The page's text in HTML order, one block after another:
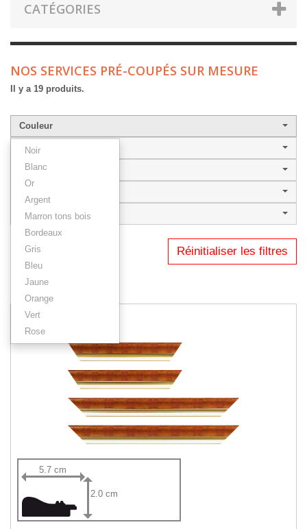
CATÉGORIES
NOS SERVICES PRÉ-COUPÉS SUR MESURE
Il y a 19 produits.
Couleur
Noir
Blanc
Or
Argent
Marron tons bois
Bordeaux
Gris
Bleu
Jaune
Orange
Vert
Rose
Largeur de baguette
Style
Type
Réinitialiser les filtres
1
5.7 cm
2.0 cm